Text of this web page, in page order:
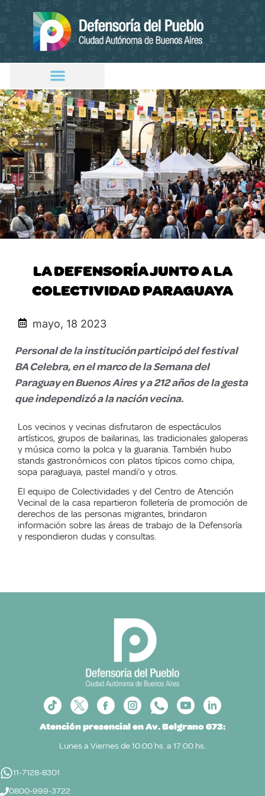
LA DEFENSORÍA JUNTO A LA
COLECTIVIDAD PARAGUAYA
mayo, 18 2023
Personal de la institución participó del festival
BA Celebra, en el marco de la Semana del
Paraguay en Buenos Aires y a 212 años de la gesta
que independizó a la nación vecina.
Los vecinos y vecinas disfrutaron de espectáculos
artísticos, grupos de bailarinas, las tradicionales galoperas
y música como la polca y la guarania. También hubo
stands gastronómicos con platos típicos como chipa,
sopa paraguaya, pastel mandi’o y otros.
El equipo de Colectividades y del Centro de Atención
Vecinal de la casa repartieron folletería de promoción de
derechos de las personas migrantes, brindaron
información sobre las áreas de trabajo de la Defensoría
y respondieron dudas y consultas.
Atención presencial en Av. Belgrano 673:
Lunes a Viernes de 10:00 hs. a 17:00 hs.
11-7128-8301
0800-999-3722